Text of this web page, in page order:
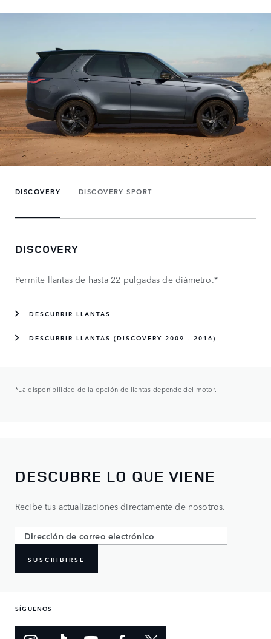
DISCOVERY DISCOVERY SPORT
DISCOVERY
Permite llantas de hasta 22 pulgadas de diámetro.*
DESCUBRIR LLANTAS
DESCUBRIR LLANTAS (DISCOVERY 2009 - 2016)
*La disponibilidad de la opción de llantas depende del motor.
DESCUBRE LO QUE VIENE
Recibe tus actualizaciones directamente de nosotros.
SUSCRIBIRSE
SÍGUENOS